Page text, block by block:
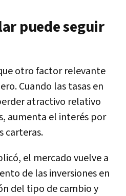
puede seguir
otro factor relevante
Cuando las tasas en
atractivo relativo
aumenta el interés por
carteras.
el mercado vuelve a
de las inversiones en
del tipo de cambio y